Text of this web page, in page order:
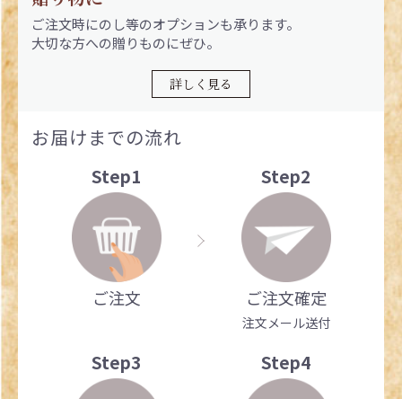
ご注文時にのし等のオプションも承ります。
大切な方への贈りものにぜひ。
詳しく見る
お届けまでの流れ
Step1
ご注文
Step2
ご注文確定
注文メール送付
Step3 Step4